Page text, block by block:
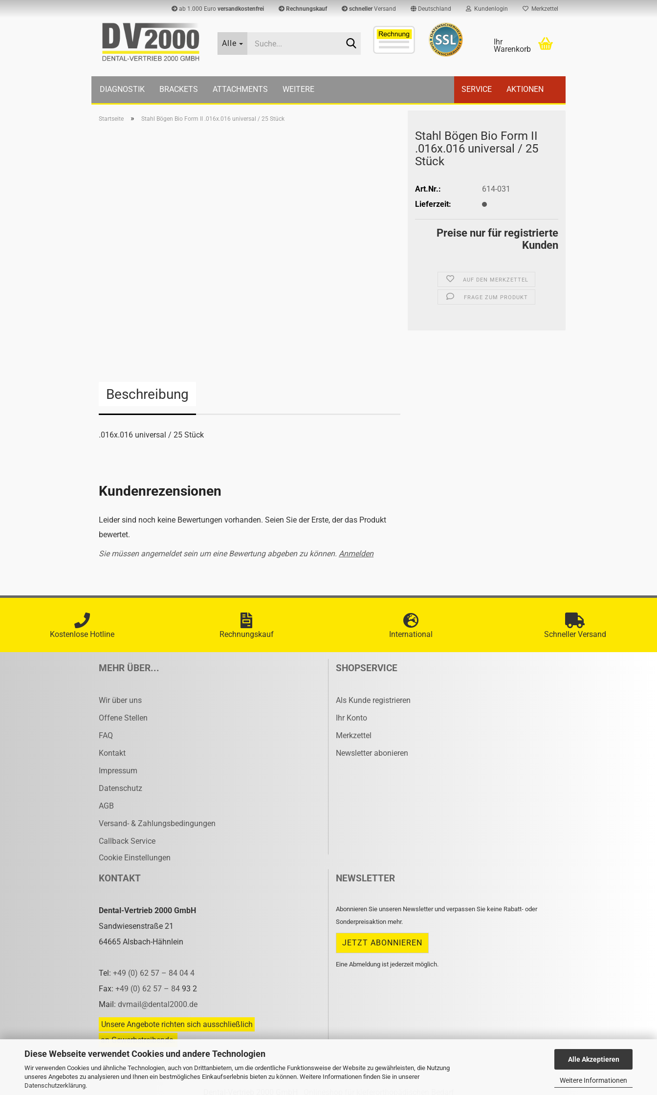
Diese Webseite verwendet Cookies und andere Technologien
Wir verwenden Cookies und ähnliche Technologien, auch von Drittanbietern, um die ordentliche Funktionsweise der Website zu gewährleisten, die Nutzung
unseres Angebotes zu analysieren und Ihnen ein bestmögliches Einkaufserlebnis bieten zu können. Weitere Informationen finden Sie in unserer
Datenschutzerklärung.
Alle Akzeptieren
Weitere Informationen
ab 1.000 Euro versandkostenfrei Rechnungskauf schnellerVersand Deutschland Kundenlogin Merkzettel
Alle
Suche...
Ihr
Warenkorb
DIAGNOSTIK BRACKETS ATTACHMENTS SERVICE AKTIONEN
WEITERE
Startseite » Stahl Bögen Bio Form II .016x.016 universal / 25 Stück
Stahl Bögen Bio Form II
.016x.016 uni­ver­sal / 25
Stück
Art.Nr.:
614-031
Lieferzeit:
Preise nur für registrierte
Kunden
AUF DEN MERKZETTEL
FRAGE ZUM PRODUKT
Beschreibung
.016x.016 universal / 25 Stück
Kundenrezensionen
Leider sind noch keine Bewertungen vorhanden. Seien Sie der Erste, der das Produkt
bewertet.
Sie müssen angemeldet sein um eine Bewertung abgeben zu können. Anmelden
Kostenlose Hotline Rechnungskauf International Schneller Versand
MEHR ÜBER...
Wir über uns
Offene Stellen
FAQ
Kontakt
Impressum
Datenschutz
AGB
Versand- & Zahlungsbedingungen
Callback Service
Cookie Einstellungen
SHOPSERVICE
Als Kunde registrieren
Ihr Konto
Merkzettel
Newsletter abonieren
KONTAKT
Dental-Vertrieb 2000 GmbH
Sandwiesenstraße 21
64665 Alsbach-Hähnlein
Tel: +49 (0) 62 57 – 84 04 4
Fax: +49 (0) 62 57 – 84 93 2
Mail: dvmail@dental2000.de
Unsere Angebote richten sich ausschließlich
an Gewerbetreibende.
Weitere Informationen finden Sie in unsernFAQ.
NEWSLETTER
Abonnieren Sie unseren Newsletter und verpassen Sie keine Rabatt- oder
Sonderpreisaktion mehr.
Eine Abmeldung ist jederzeit möglich.